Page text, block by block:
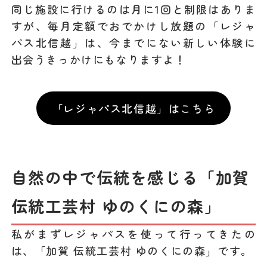
同じ施設に行けるのは月に1回と制限はありま
すが、毎月定額でおでかけし放題の「レジャ
パス北信越」は、今までにない新しい体験に
出会うきっかけにもなりますよ！
「レジャパス北信越」はこちら
自然の中で伝統を感じる「加賀
伝統工芸村 ゆのくにの森」
私がまずレジャパスを使って行ってきたの
は、「加賀 伝統工芸村 ゆのくにの森」です。